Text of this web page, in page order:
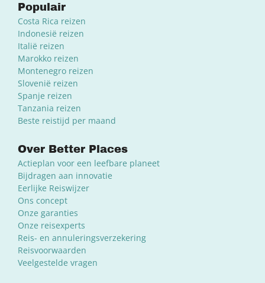
Populair
Costa Rica reizen
Indonesië reizen
Italië reizen
Marokko reizen
Montenegro reizen
Slovenië reizen
Spanje reizen
Tanzania reizen
Beste reistijd per maand
Over Better Places
Actieplan voor een leefbare planeet
Bijdragen aan innovatie
Eerlijke Reiswijzer
Ons concept
Onze garanties
Onze reisexperts
Reis- en annuleringsverzekering
Reisvoorwaarden
Veelgestelde vragen